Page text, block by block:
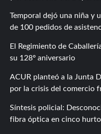
Temporal dejó una niña y
de 100 pedidos de
El Regimiento de
su 128º aniversario
ACUR planteó a la Junta
por la crisis del comercio
Síntesis policial:
fibra óptica en cinco